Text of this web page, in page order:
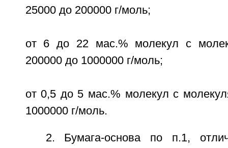
25000 до 200000 г/моль;
от 6 до 22 мас.% молекул с
200000 до 1000000 г/моль;
от 0,5 до 5 мас.% молекул с
1000000 г/моль.
2. Бумага-основа по п.1,